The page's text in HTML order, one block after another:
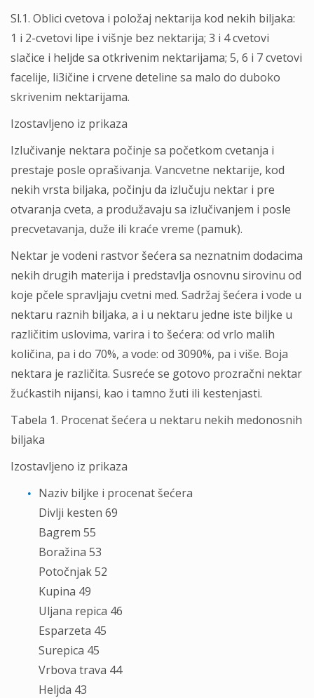
Sl.1. Oblici cvetova i položaj nektarija kod nekih biljaka:
1 i 2-cvetovi lipe i višnje bez nektarija; 3 i 4 cvetovi
slačice i heljde sa otkrivenim nektarijama; 5, 6 i 7 cvetovi
facelije, li3ičine i crvene deteline sa malo do duboko
skrivenim nektarijama.
Izostavljeno iz prikaza
Izlučivanje nektara počinje sa početkom cvetanja i
prestaje posle oprašivanja. Vancvetne nektarije, kod
nekih vrsta biljaka, počinju da izlučuju nektar i pre
otvaranja cveta, a produžavaju sa izlučivanjem i posle
precvetavanja, duže ili kraće vreme (pamuk).
Nektar je vodeni rastvor šećera sa neznatnim dodacima
nekih drugih materija i predstavlja osnovnu sirovinu od
koje pčele spravljaju cvetni med. Sadržaj šećera i vode u
nektaru raznih biljaka, a i u nektaru jedne iste biljke u
različitim uslovima, varira i to šećera: od vrlo malih
količina, pa i do 70%, a vode: od 3090%, pa i više. Boja
nektara je različita. Susreće se gotovo prozračni nektar
žućkastih nijansi, kao i tamno žuti ili kestenjasti.
Tabela 1. Procenat šećera u nektaru nekih medonosnih
biljaka
Izostavljeno iz prikaza
Naziv biljke i procenat šećera
Divlji kesten 69
Bagrem 55
Boražina 53
Potočnjak 52
Kupina 49
Uljana repica 46
Esparzeta 45
Surepica 45
Vrbova trava 44
Heljda 43